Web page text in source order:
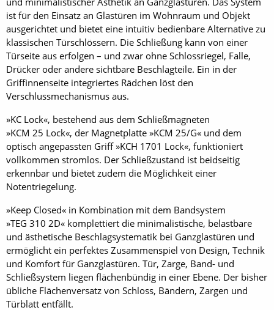
ist für den Einsatz an Glastüren im Wohnraum und Objekt
ausgerichtet und bietet eine intuitiv bedienbare Alternative zu
klassischen Türschlössern. Die Schließung kann von einer
Türseite aus erfolgen – und zwar ohne Schlossriegel, Falle,
Drücker oder andere sichtbare Beschlagteile. Ein in der
Griffinnenseite integriertes Rädchen löst den
Verschlussmechanismus aus.
»KC Lock«, bestehend aus dem Schließmagneten
»KCM 25 Lock«, der Magnetplatte »KCM 25/G« und dem
optisch angepassten Griff »KCH 1701 Lock«, funktioniert
vollkommen stromlos. Der Schließzustand ist beidseitig
erkennbar und bietet zudem die Möglichkeit einer
Notentriegelung.
»Keep Closed« in Kombination mit dem Bandsystem
»TEG 310 2D« komplettiert die minimalistische, belastbare
und ästhetische Beschlagsystematik bei Ganzglastüren und
ermöglicht ein perfektes Zusammenspiel von Design, Technik
und Komfort für Ganzglastüren. Tür, Zarge, Band- und
Schließsystem liegen flächenbündig in einer Ebene. Der bisher
übliche Flächenversatz von Schloss, Bändern, Zargen und
Türblatt entfällt.